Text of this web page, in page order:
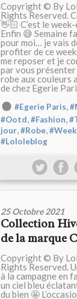
Copyright © By
Rights Reserved.
👋🏻 C’est le
Enfin 😅 Semaine
pour moi… je vais
profiter de ce
me reposer et je
par vous
robe aux couleurs
de chez Egerie
#Egerie Paris,
#Ootd,#Fashion,
jour,#Robe,
#Lololeblog
25 Octobre 2021
Collection
de la marque
Copyright © By
Rights Reserved.
à la campagne en
un ciel bleu
du bien 🤩